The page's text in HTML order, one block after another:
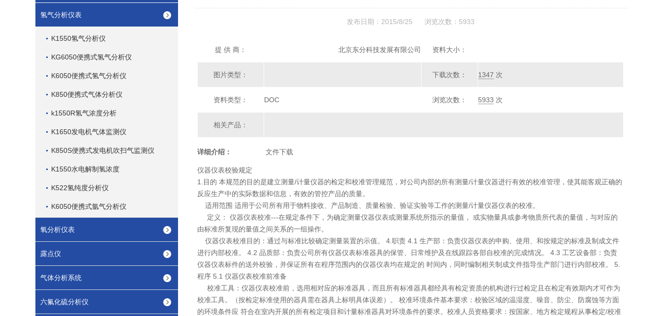
氢气分析仪表
K1550氢气分析仪
KG6050便携式氢气分析仪
K6050便携式氢气分析仪
K850便携式气体分析仪
k1550R氢气浓度分析
K1650发电机气体监测仪
K850S便携式发电机吹扫气监测仪
K1550水电解制氢浓度
K522氢纯度分析仪
K6050便携式氩气分析仪
氧分析仪表
露点仪
气体分析系统
六氟化硫分析仪
发布日期：2015/8/25 浏览次数：5933
提 供 商： 北京东分科技发展有限公司 资料大小：
图片类型： 下载次数： 1347 次
资料类型： DOC 浏览次数： 5933 次
相关产品：
详细介绍： 文件下载
仪器仪表校验规定
1.目的 本规范的目的是建立测量/计量仪器的检定和校准管理规范，对公司内部的所有测量/计量仪器进行有效的校准管理，使其能客观正确的
反应生产中的实际数据和信息，有效的管控产品的质量。
适用范围 适用于公司所有用于物料接收、产品制造、质量检验、验证实验等工作的测量/计量仪器仪表的校准。
定义： 仪器仪表校准---在规定条件下，为确定测量仪器仪表或测量系统所指示的量值， 或实物量具或参考物质所代表的量值，与对应的
由标准所复现的量值之间关系的一组操作。
仪器仪表校准目的：通过与标准比较确定测量装置的示值。 4.职责 4.1 生产部：负责仪器仪表的申购、使用、和按规定的标准及制成文件
进行内部校准。 4.2 品质部：负责公司所有仪器仪表标准器具的保管、日常维护及在线跟踪各部自校准的完成情况。 4.3 工艺设备部：负责
仪器仪表标件的送外校验，并保证所有在程序范围内的仪器仪表均在规定的 时间内，同时编制相关制成文件指导生产部门进行内部校准。 5.
程序 5.1 仪器仪表校准前准备
校准工具：仪器仪表校准前，选用相对应的标准器具，而且所有标准器具都经具有检定资质的机构进行过检定且在检定有效期内才可作为
校准工具。（按检定标准使用的器具需在器具上标明具体误差）。 校准环境条件基本要求：校验区域的温湿度、噪音、防尘、防腐蚀等方面
的环境条件应 符合在室内开展的所有检定项目和计量标准器具对环境条件的要求。校准人员资格要求：按国家、地方检定规程从事检定/校准